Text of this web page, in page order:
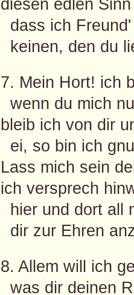
diesen edlen
dass ich
keinen, den du
7. Mein Hort! ich
wenn du mich
bleib ich von dir
ei, so bin ich
Lass mich sein
ich versprech
hier und dort all
dir zur Ehren
8. Allem will ich
was dir deinen